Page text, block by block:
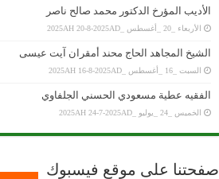
الأديب المؤرخ الدكتور محمد صالح ناصر
الأربعاء _20 _أغسطس _2025AH 20-8-2025AD
الشيخ المجاهد الحاج محند أمقران آيت عيسى
السبت _16 _أغسطس _2025AH 16-8-2025AD
الفقيه عطية مسعودي الحسني الجلفاوي
الخميس _24 _يوليو _2025AH 24-7-2025AD
صفحتنا على موقع فيسبوك